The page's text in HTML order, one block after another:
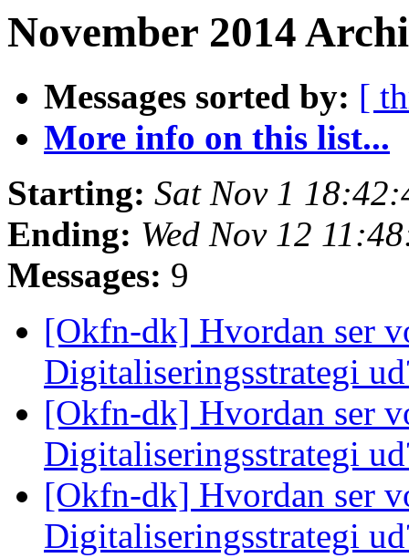
November 2014
Messages sorted by: [
More info on this list...
Starting: Sat Nov 1
Ending: Wed Nov 12
Messages: 9
[Okfn-dk] Hvordan ser
Digitaliseringsstrategi
[Okfn-dk] Hvordan ser
Digitaliseringsstrategi
[Okfn-dk] Hvordan ser
Digitaliseringsstrategi